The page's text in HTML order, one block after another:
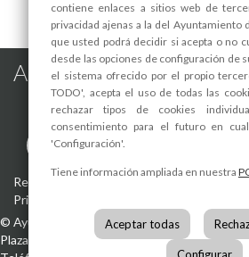
Alhama de Murcia en las
Registro de actividades de tratamiento -
Privacidad
© Ayuntamiento de Alhama de Murcia
Plaza de la Constitución, 130840 Alhama de
contiene enlaces a sitios web de
privacidad ajenas a la del Ayuntamiento
que usted podrá decidir si acepta o no
desde las opciones de configuración de
el sistema ofrecido por el propio
TODO', acepta el uso de todas las
rechazar tipos de cookies
consentimiento para el futuro en
'Configuración'.
Tiene información ampliada en nuestra
Aceptar todas